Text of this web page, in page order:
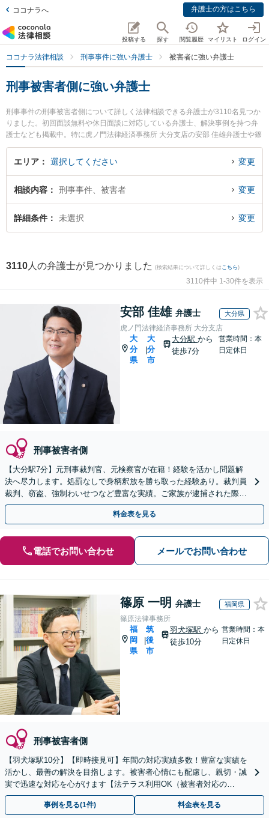
ココナラへ 弁護士の方はこちら
投稿する 探す 閲覧履歴 マイリスト ログイン
ココナラ法律相談 刑事事件に強い弁護士 被害者に強い弁護士
刑事被害者側に強い弁護士
刑事事件の刑事被害者側について詳しく法律相談できる弁護士が3110名見つか
りました。初回面談無料や休日面談に対応している弁護士、解決事例を持つ弁
護士なども掲載中。特に虎ノ門法律経済事務所 大分支店の安部 佳雄弁護士や篠
原法律事務所の篠原 一明弁護士、ベリーベスト法律事務所 岡山オフィスの岡田
元弁護士のプロフィール情報や弁護士費用、強みなどが注目されています。東
京や大阪、名古屋といった大都市圏の弁護士から福岡、札幌、仙台といった中
利用ください。『東京都内で土日や夜間に発生した刑事被害者側のトラブルを
今すぐに弁護士に相談したい』『刑事被害者側のトラブル解決の実績豊富な大
阪の弁護士を検索したい』『初回相談無料で被害者の問題を法律相談できる名
エリア 選択してください 変更
相談内容 刑事事件、被害者 変更
詳細条件 未選択 変更
3110 人の弁護士が見つかりました (検索結果について詳しくは こちら)
3110件中 1-30件を表示
安部 佳雄 弁護士 大分県
虎ノ門法律経済事務所 大分支店
大
分
県
|
大
分
市
大分駅から
徒歩7分
営業時間：本
日定休日
刑事被害者側
【大分駅7分】元刑事裁判官、元検察官が在籍！経験を活かし問題解
決へ尽力します。処罰なしで身柄釈放を勝ち取った経験あり。裁判員
裁判、窃盗、強制わいせつなど豊富な実績。ご家族が逮捕された際も
お任せください。【初回面談無料】【夜間対応可】
料金表を見る
電話でお問い合わせ メールでお問い合わせ
篠原 一明 弁護士 福岡県
篠原法律事務所
福
岡
県
|
筑
後
市
羽犬塚駅 から
徒歩10分
営業時間：本
日定休日
刑事被害者側
【羽犬塚駅10分】【即時接見可】年間の対応実績多数！豊富な実績を
活かし、最善の解決を目指します。被害者心情にも配慮し、親切・誠
実で迅速な対応を心がけます【法テラス利用OK（被害者対応の
み）】【当日・休日・夜間相談OK】
事例を見る(1件) 料金表を見る